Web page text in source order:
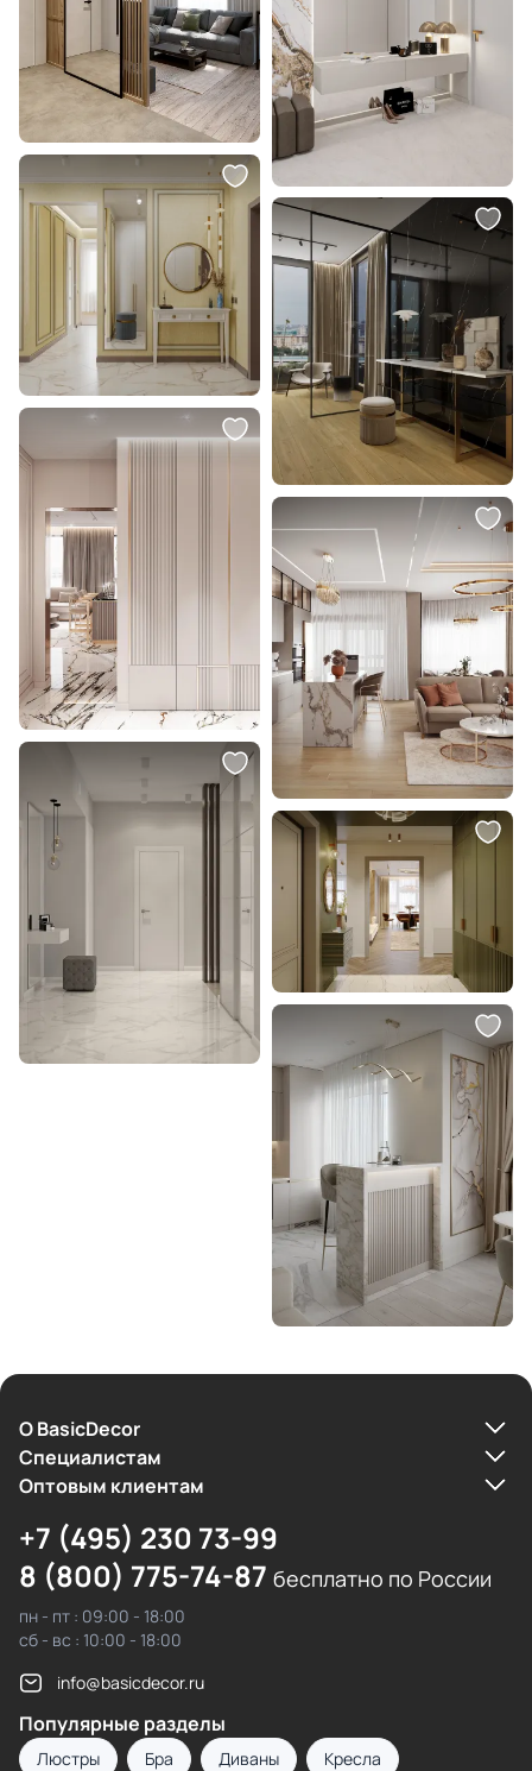
О BasicDecor
Cпециалистам
Оптовым клиентам
+7 (495) 230 73-99
8 (800) 775-74-87 бесплатно по России
пн - пт : 09:00 - 18:00
сб - вс : 10:00 - 18:00
info@basicdecor.ru
Популярные разделы
Люстры Бра Диваны Кресла